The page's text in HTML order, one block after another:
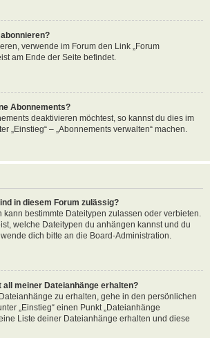
verwende im Forum den Link „Forum
am Ende der Seite befindet.
Abonnements?
deaktivieren möchtest, so kannst du dies im
„Einstieg“ – „Abonnements verwalten“ machen.
in diesem Forum zulässig?
bestimmte Dateitypen zulassen oder verbieten.
welche Dateitypen du anhängen kannst und du
dich bitte an die Board-Administration.
meiner Dateianhänge erhalten?
zu erhalten, gehe in den persönlichen
„Einstieg“ einen Punkt „Dateianhänge
Liste deiner Dateianhänge erhalten und diese